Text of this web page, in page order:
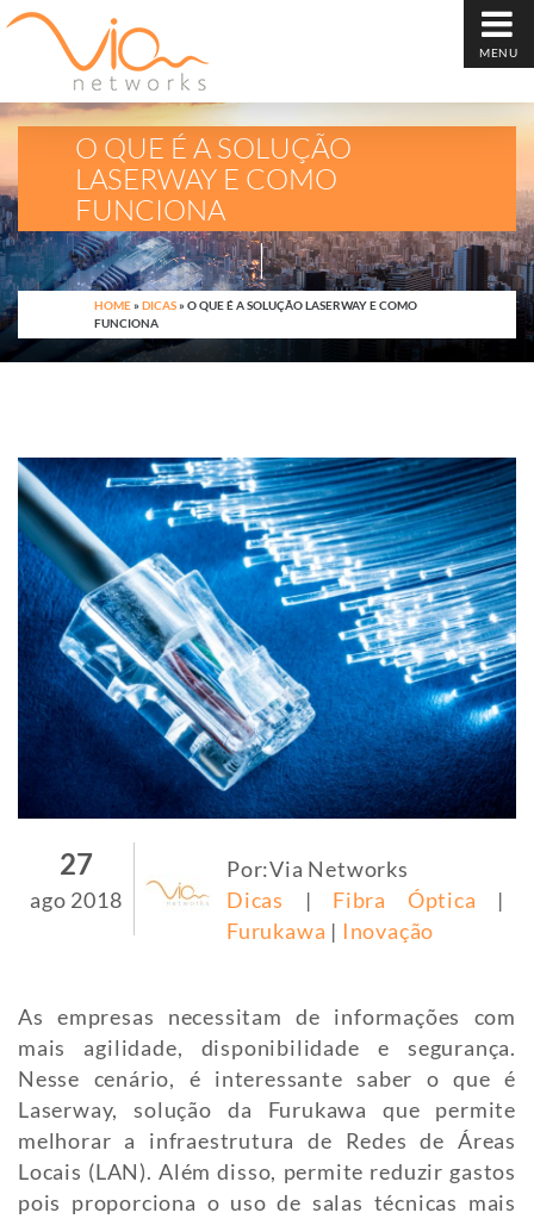
MENU
O QUE É A SOLUÇÃO
LASERWAY E COMO
FUNCIONA
HOME» DICAS» O QUE É A SOLUÇÃO LASERWAY E COMO
FUNCIONA
27
ago 2018
Por:Via Networks
Dicas | Fibra Óptica |
Furukawa | Inovação
As empresas necessitam de informações com
mais agilidade, disponibilidade e segurança.
Nesse cenário, é interessante saber o que é
Laserway, solução da Furukawa que permite
melhorar a infraestrutura de Redes de Áreas
Locais (LAN). Além disso, permite reduzir gastos
pois proporciona o uso de salas técnicas mais